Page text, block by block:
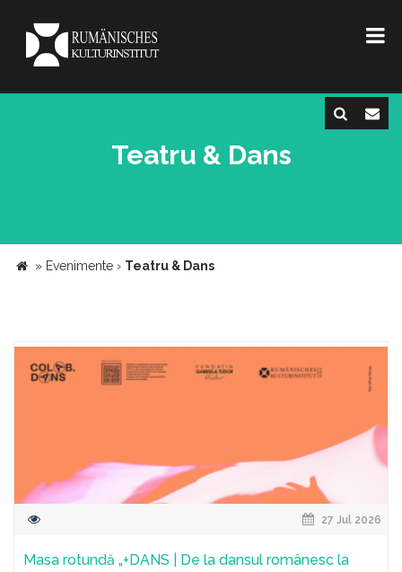
Teatru & Dans
» Evenimente › Teatru & Dans
27 Jul 2026
Masa rotundă „+DANS | De la dansul românesc la